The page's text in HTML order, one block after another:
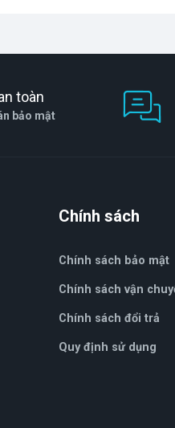
toàn
bảo mật
Chính sách
Chính sách bảo mật
Chính sách vận
Chính sách đổi trả
Quy định sử dụng